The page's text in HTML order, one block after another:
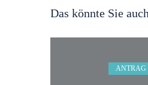
Das könnte Sie
ANTRAG